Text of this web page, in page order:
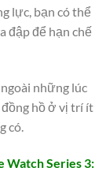
lực, bạn có thể
đập để hạn chế
những lúc
hồ ở vị trí ít
có.
Watch Series 3: